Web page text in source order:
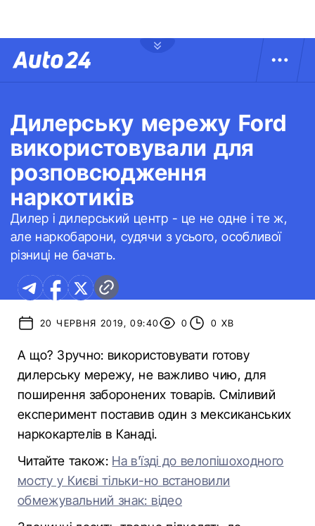
Дилерську мережу Ford
використовували для
розповсюдження
наркотиків
Дилер і дилерський центр - це не одне і те ж,
але наркобарони, судячи з усього, особливої
різниці не бачать.
20 ЧЕРВНЯ 2019, 09:40 0 0 ХВ
А що? Зручно: використовувати готову
дилерську мережу, не важливо чию, для
поширення заборонених товарів. Сміливий
експеримент поставив один з мексиканських
наркокартелів в Канаді.
Читайте також: На в'їзді до велопішоходного
мосту у Києві тільки-но встановили
обмежувальний знак: відео